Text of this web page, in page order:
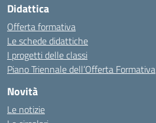
Didattica
Offerta formativa
Le schede didattiche
I progetti delle classi
Piano Triennale dell’Offerta Formativa
Novità
Le notizie